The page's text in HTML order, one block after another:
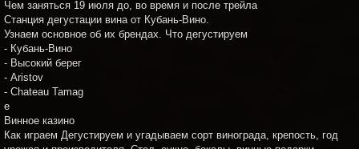
Чем заняться 19 июля до, во время и после трейла
Станция дегустации вина от Кубань-Вино.
Узнаем основное об их брендах. Что дегустируем
- Кубань-Вино
- Высокий берег
- Aristov
- Chateau Tamag
e
Винное казино
Как играем Дегустируем и угадываем сорт винограда, крепость, год